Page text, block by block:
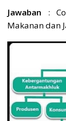
Jawaban :
Makanan dan